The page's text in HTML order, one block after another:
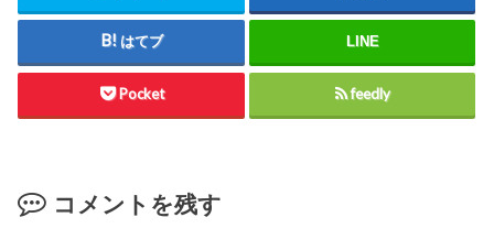
はてブ LINE
Pocket feedly
コメントを残す